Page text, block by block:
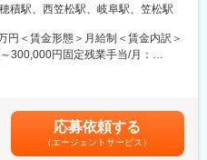
店ですが現在は新築木造住宅の請
を進めております。
て全国売上成長率No.1のビルダーと
す(2017～2019年度)。
様の要望をヒアリングし、コンセ
は初回接客から契約までを担当
施工部門など、各部署が専門性高
おり、集客についても展示場、
細3＞オンリーホーム住所：岐阜県
積駅、西笠松駅、岐阜駅、笠松駅
円＜賃金形態＞月給制＜賃金内訳＞
300,000円固定残業手当/月：
ヶ月分または50万～100万円）■昇
20代後半（飲食店経験者）…年収
）…年収700万円■各種手当：住宅
応募依頼する
（エージェントサービス）